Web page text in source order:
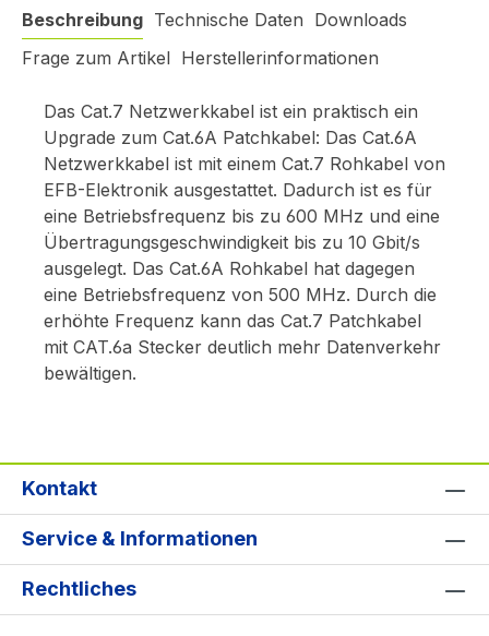
Beschreibung Technische Daten Downloads
Frage zum Artikel Herstellerinformationen
Das Cat.7 Netzwerkkabel ist ein praktisch ein
Upgrade zum Cat.6A Patchkabel: Das Cat.6A
Netzwerkkabel ist mit einem Cat.7 Rohkabel von
EFB-Elektronik ausgestattet. Dadurch ist es für
eine Betriebsfrequenz bis zu 600 MHz und eine
Übertragungsgeschwindigkeit bis zu 10 Gbit/s
ausgelegt. Das Cat.6A Rohkabel hat dagegen
eine Betriebsfrequenz von 500 MHz. Durch die
erhöhte Frequenz kann das Cat.7 Patchkabel
mit CAT.6a Stecker deutlich mehr Datenverkehr
bewältigen.
Kontakt
Service & Informationen
Rechtliches